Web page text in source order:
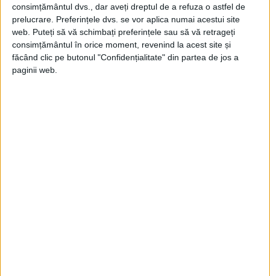
consimțământul dvs., dar aveți dreptul de a refuza o astfel de
prelucrare. Preferințele dvs. se vor aplica numai acestui site
web. Puteți să vă schimbați preferințele sau să vă retrageți
consimțământul în orice moment, revenind la acest site și
făcând clic pe butonul "Confidențialitate" din partea de jos a
paginii web.
Istoria sloturilor: de la primele aparate
la sloturile online